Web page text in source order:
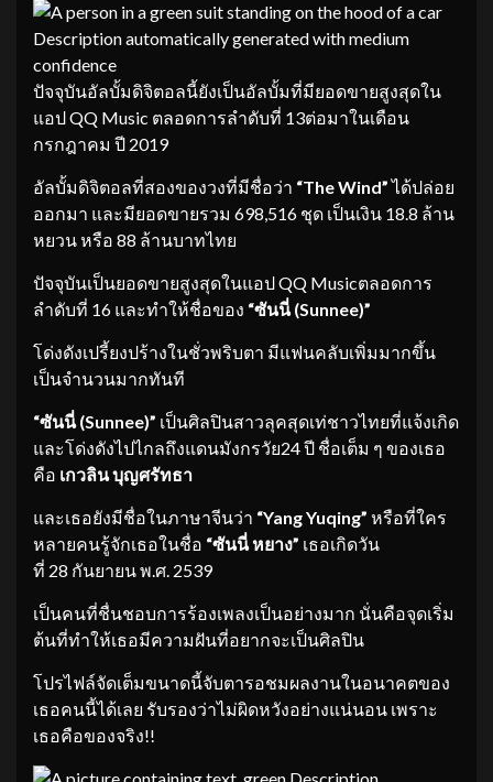
ปัจจุบันอัลบั้มดิจิตอลนี้ยังเป็นอัลบั้มที่มียอดขายสูงสุดใน
แอป QQ Music ตลอดการลำดับที่ 13ต่อมาในเดือน
กรกฎาคม ปี 2019
อัลบั้มดิจิตอลที่สองของวงที่มีชื่อว่า “The Wind”ได้ปล่อย
ออกมา และมียอดขายรวม 698,516 ชุด เป็นเงิน 18.8 ล้าน
หยวน หรือ 88 ล้านบาทไทย
ปัจจุบันเป็นยอดขายสูงสุดในแอป QQ Musicตลอดการ
ลำดับที่ 16 และทำให้ชื่อของ “ซันนี่ (Sunnee)”
โด่งดังเปรี้ยงปร้างในชั่วพริบตา มีแฟนคลับเพิ่มมากขึ้น
เป็นจำนวนมากทันที
“ซันนี่ (Sunnee)” เป็นศิลปินสาวลุคสุดเท่ชาวไทยที่แจ้งเกิด
และโด่งดังไปไกลถึงแดนมังกรวัย24 ปี ชื่อเต็ม ๆ ของเธอ
คือ เกวลิน บุญศรัทธา
และเธอยังมีชื่อในภาษาจีนว่า “Yang Yuqing” หรือที่ใคร
หลายคนรู้จักเธอในชื่อ “ซันนี่ หยาง” เธอเกิดวัน
ที่ 28 กันยายน พ.ศ. 2539
เป็นคนที่ชื่นชอบการร้องเพลงเป็นอย่างมาก นั่นคือจุดเริ่ม
ต้นที่ทำให้เธอมีความฝันที่อยากจะเป็นศิลปิน
โปรไฟล์จัดเต็มขนาดนี้จับตารอชมผลงานในอนาคตของ
เธอคนนี้ได้เลย รับรองว่าไม่ผิดหวังอย่างแน่นอน เพราะ
เธอคือของจริง!!